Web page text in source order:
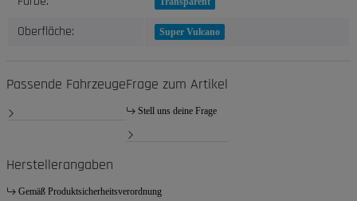
Oberfläche: Super Vulcano
Passende FahrzeugeFrage zum Artikel
Stell uns deine Frage
Herstellerangaben
Gemäß Produktsicherheitsverordnung